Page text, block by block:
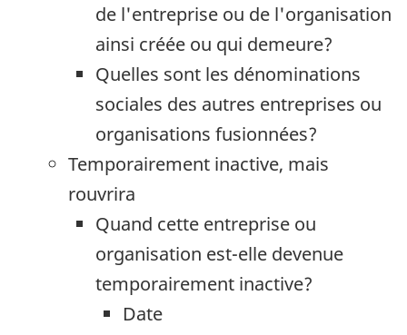
de l'entreprise ou de l'organisation
ainsi créée ou qui demeure?
Quelles sont les dénominations
sociales des autres entreprises ou
organisations fusionnées?
Temporairement inactive, mais
rouvrira
Quand cette entreprise ou
organisation est-elle devenue
temporairement inactive?
Date